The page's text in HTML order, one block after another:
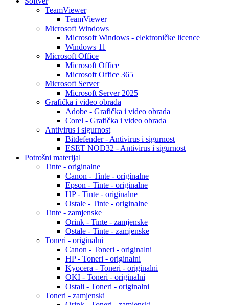
TeamViewer
TeamViewer
Microsoft Windows
Microsoft Windows - elektroničke licence
Windows 11
Microsoft Office
Microsoft Office
Microsoft Office 365
Microsoft Server
Microsoft Server 2025
Grafička i video obrada
Adobe - Grafička i video obrada
Corel - Grafička i video obrada
Antivirus i sigurnost
Bitdefender - Antivirus i sigurnost
ESET NOD32 - Antivirus i sigurnost
Potrošni materijal
Tinte - originalne
Canon - Tinte - originalne
Epson - Tinte - originalne
HP - Tinte - originalne
Ostale - Tinte - originalne
Tinte - zamjenske
Orink - Tinte - zamjenske
Ostale - Tinte - zamjenske
Toneri - originalni
Canon - Toneri - originalni
HP - Toneri - originalni
Kyocera - Toneri - originalni
OKI - Toneri - originalni
Ostali - Toneri - originalni
Toneri - zamjenski